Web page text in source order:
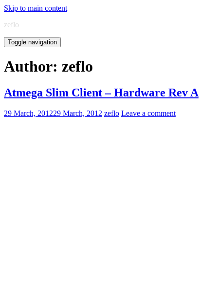
Skip to main content
zeflo
Toggle navigation
Author: zeflo
Atmega Slim Client – Hardware Rev A
29 March, 201229 March, 2012 zeflo Leave a comment